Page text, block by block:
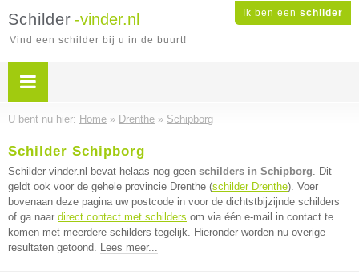
Ik ben een schilder
Schilder -vinder.nl
Vind een schilder bij u in de buurt!
U bent nu hier: Home » Drenthe » Schipborg
Schilder Schipborg
Schilder-vinder.nl bevat helaas nog geen schilders in Schipborg. Dit
geldt ook voor de gehele provincie Drenthe (schilder Drenthe). Voer
bovenaan deze pagina uw postcode in voor de dichtstbijzijnde schilders
of ga naar direct contact met schilders om via één e-mail in contact te
komen met meerdere schilders tegelijk. Hieronder worden nu overige
resultaten getoond. Lees meer...